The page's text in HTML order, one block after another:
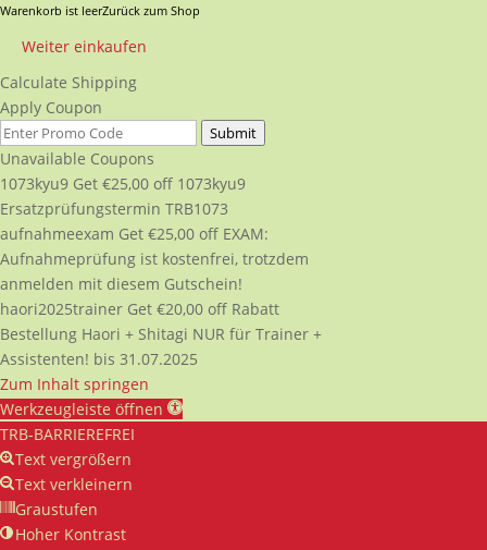
Warenkorb ist leerZurück zum Shop
Weiter einkaufen
Calculate Shipping
Apply Coupon
Submit
Unavailable Coupons
1073kyu9 Get €25,00 off 1073kyu9
Ersatzprüfungstermin TRB1073
aufnahmeexam Get €25,00 off EXAM:
Aufnahmeprüfung ist kostenfrei, trotzdem
anmelden mit diesem Gutschein!
haori2025trainer Get €20,00 off Rabatt
Bestellung Haori + Shitagi NUR für Trainer +
Assistenten! bis 31.07.2025
Zum Inhalt springen
Werkzeugleiste öffnen
TRB-BARRIEREFREI
Text vergrößern
Text verkleinern
Graustufen
Hoher Kontrast